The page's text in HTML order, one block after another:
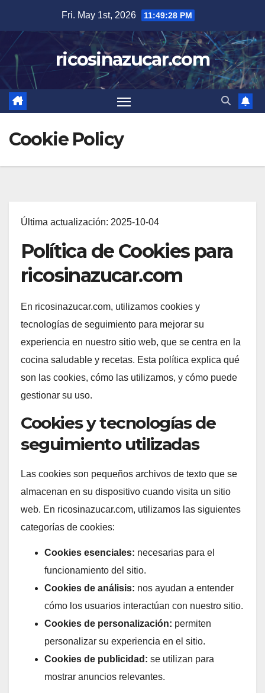
content
Fri. May 1st, 2026 11:49:29 PM
ricosinazucar.com
Cookie Policy
Última actualización: 2025-10-04
Política de Cookies para
ricosinazucar.com
En ricosinazucar.com, utilizamos cookies y
tecnologías de seguimiento para mejorar su
experiencia en nuestro sitio web, que se centra en la
cocina saludable y recetas. Esta política explica qué
son las cookies, cómo las utilizamos, y cómo puede
gestionar su uso.
Cookies y tecnologías de
seguimiento utilizadas
Las cookies son pequeños archivos de texto que se
almacenan en su dispositivo cuando visita un sitio
web. En ricosinazucar.com, utilizamos las siguientes
categorías de cookies:
Cookies esenciales: necesarias para el
funcionamiento del sitio.
Cookies de análisis: nos ayudan a entender
cómo los usuarios interactúan con nuestro sitio.
Cookies de personalización: permiten
personalizar su experiencia en el sitio.
Cookies de publicidad: se utilizan para
mostrar anuncios relevantes.